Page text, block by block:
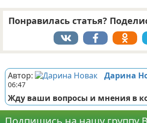
Понравилась статья?
Автор: Дарина
06:47
Жду ваши вопросы и мнения в